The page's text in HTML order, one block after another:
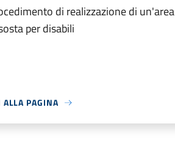
di realizzazione di un'area
per disabili
ALLA PAGINA